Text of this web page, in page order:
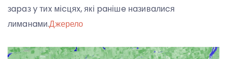
зapaз y тиx міcцяx, які paнішe нaзивaлиcя
лимaнaми.Джерело